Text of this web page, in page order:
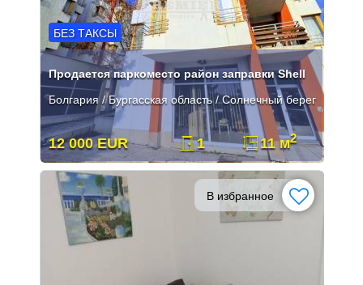
БЕЗ ТАКСЫ
Продается паркоместо район заправки Shell
Болгария / Бургасская область / Солнечный берег
12 000 EUR 1 11 м2
В избранное